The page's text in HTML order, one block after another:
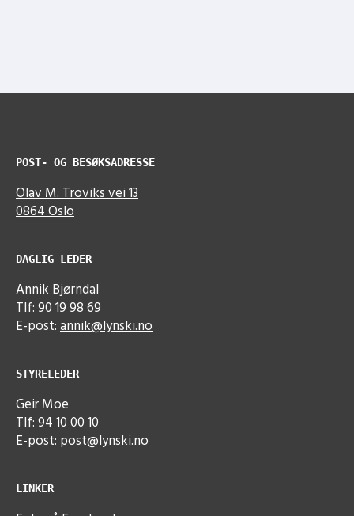
POST- OG BESØKSADRESSE
Olav M. Troviks vei 13
0864 Oslo
DAGLIG LEDER
Annik Bjørndal
Tlf: 90 19 98 69
E-post:annik@lynski.no
STYRELEDER
Geir Moe
Tlf: 94 10 00 10
E-post: post@lynski.no
LINKER